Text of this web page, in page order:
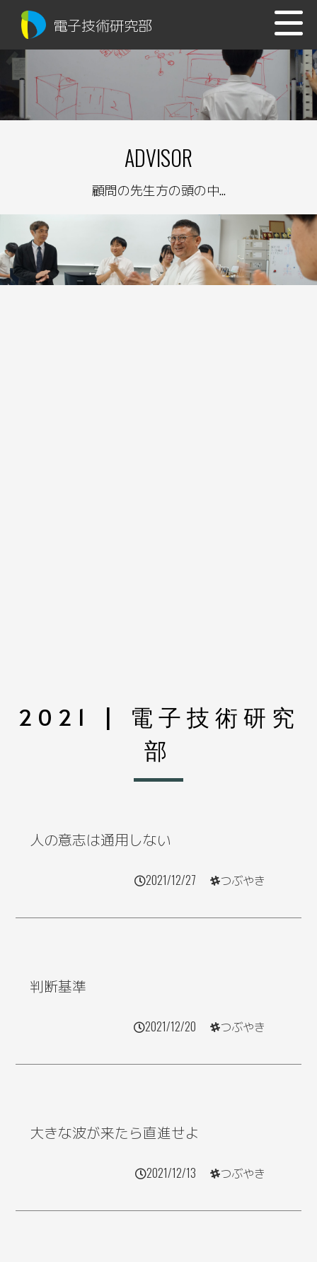
電子技術研究部
ADVISOR
顧問の先生方の頭の中...
2021 | 電子技術研究
部
人の意志は通用しない
2021/12/27 つぶやき
判断基準
2021/12/20 つぶやき
大きな波が来たら直進せよ
2021/12/13 つぶやき